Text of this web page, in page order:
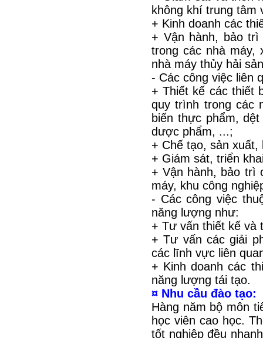
không khí trung tâm
+ Kinh doanh các
+ Vận hành, bảo trì
trong các nhà máy,
nhà máy thủy hải
- Các công việc liên
+ Thiết kế các thiết
quy trình trong các
biến thực phẩm,
dược phẩm, ...;
+ Chế tạo, sản xuất,
+ Giám sát, triển
+ Vận hành, bảo trì
máy, khu công
- Các công việc
năng lượng như:
+ Tư vấn thiết kế và
+ Tư vấn các giải
các lĩnh vực liên
+ Kinh doanh các
năng lượng tái tạo.
¤ Nhu cầu đào tạo:
Hàng năm bộ môn
học viên cao học.
tốt nghiệp đều